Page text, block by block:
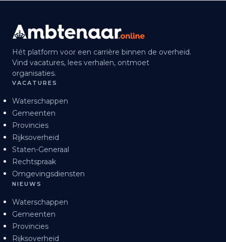
Hét platform voor een carrière binnen de overheid.
Vind vacatures, lees verhalen, ontmoet
organisaties.
VACATURES
Waterschappen
Gemeenten
Provincies
Rijksoverheid
Staten-Generaal
Rechtspraak
Omgevingsdiensten
NIEUWS
Waterschappen
Gemeenten
Provincies
Rijksoverheid